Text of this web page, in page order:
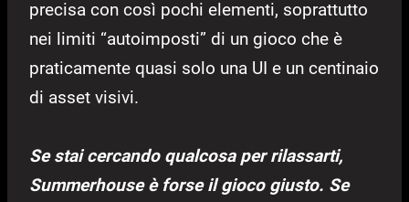
precisa con così pochi elementi, soprattutto
nei limiti “autoimposti” di un gioco che è
praticamente quasi solo una UI e un centinaio
di asset visivi.
Se stai cercando qualcosa per rilassarti,
Summerhouse è forse il gioco giusto. Se